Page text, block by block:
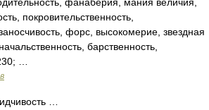
покровительственность,
форс, высокомерие, звездная
барственность,
…
…